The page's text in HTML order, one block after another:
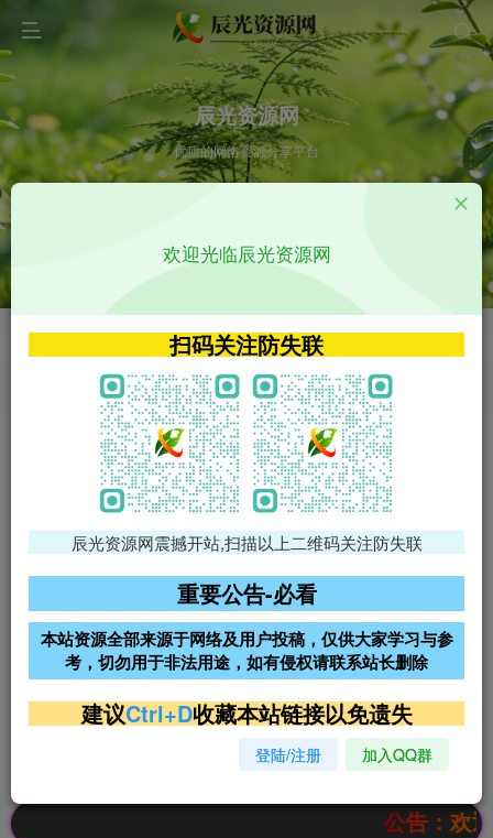
辰光资源网
优质的网络资源分享平台
VIP特权介绍 APP源码
VIP特权介绍
火
VIP特权介绍
影视源码
影视源码
免费领支付宝红包
腾讯轻量4核4G3M服务器38元/
阿里云2核2G200M服务器68元/
年
雨云高防免备案服务器
超低价文字广告位招租 超低价文字广告位招租
超低价文字广告位招租
公告：欢迎访
欢迎光临辰光资源网
扫码关注防失联
辰光资源网震撼开站,扫描以上二维码关注防失联
重要公告-必看
本站资源全部来源于网络及用户投稿，仅供大家学习与参
考，切勿用于非法用途，如有侵权请联系站长删除
建议Ctrl+D收藏本站链接以免遗失
登陆/注册 加入QQ群